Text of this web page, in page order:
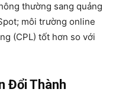
thường sang quảng
môi trường online
(CPL) tốt hơn so với
Đổi Thành